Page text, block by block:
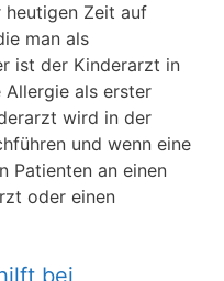
heutigen Zeit auf
man als
ist der Kinderarzt in
als erster
wird in der
und wenn eine
Patienten an einen
oder einen